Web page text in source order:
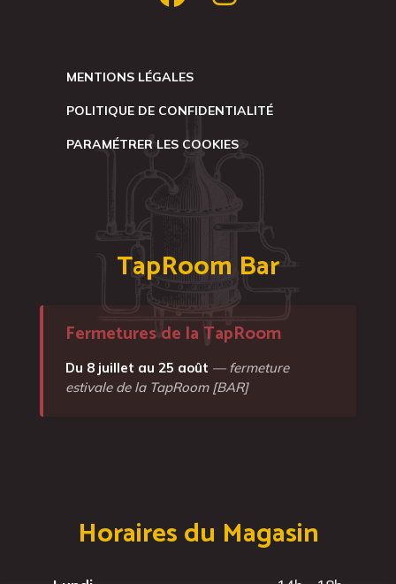
MENTIONS LÉGALES
POLITIQUE DE CONFIDENTIALITÉ
PARAMÉTRER LES COOKIES
TapRoom Bar
Fermetures de la TapRoom
Du 8 juillet au 25 août — fermeture
estivale de la TapRoom [BAR]
Horaires du Magasin